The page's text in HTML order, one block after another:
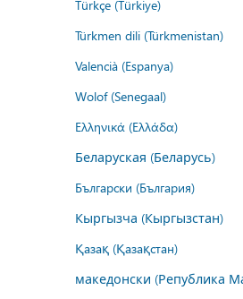
Türkçe (Türkiye)
Türkmen dili (Türkmenistan)
Valencià (Espanya)
Wolof (Senegaal)
Ελληνικά (Ελλάδα)
Беларуская (Беларусь)
Български (България)
Кыргызча (Кыргызстан)
Қазақ (Қазақстан)
македонски (Република